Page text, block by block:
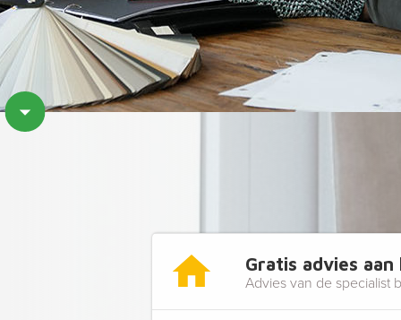
Gratis advies aan
Advies van de specialist